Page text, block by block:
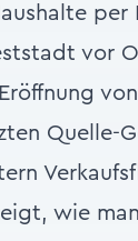
vor
Quelle-
wie